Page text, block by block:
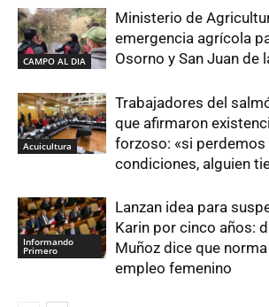
CAMPO AL DIA
Ministerio de
emergencia agrícola
Osorno y San Juan de
Acuicultura
Trabajadores del
que afirmaron
forzoso: «si perdemos
condiciones, alguien
Informando
Primero
Lanzan idea para
Karin por cinco años:
Muñoz dice que
empleo femenino